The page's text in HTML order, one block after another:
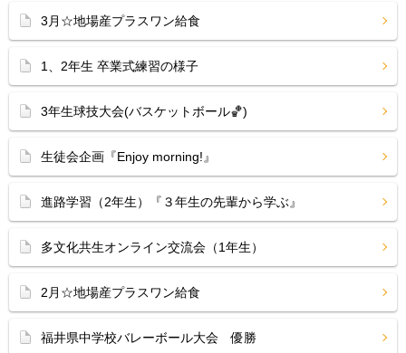
3月☆地場産プラスワン給食
1、2年生 卒業式練習の様子
3年生球技大会(バスケットボール🏀)
生徒会企画『Enjoy morning!』
進路学習（2年生）『３年生の先輩から学ぶ』
多文化共生オンライン交流会（1年生）
2月☆地場産プラスワン給食
福井県中学校バレーボール大会 優勝